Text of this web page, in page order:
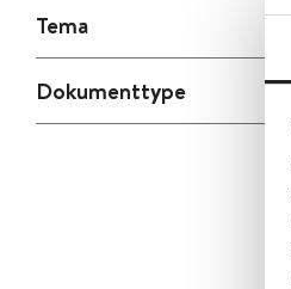
Tema
Dokumenttype